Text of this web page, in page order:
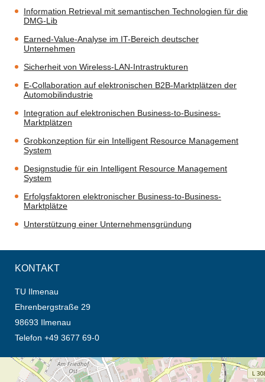
Information Retrieval mit semantischen Technologien für die
DMG-Lib
Earned-Value-Analyse im IT-Bereich deutscher
Unternehmen
Sicherheit von Wireless-LAN-Intrastrukturen
E-Collaboration auf elektronischen B2B-Marktplätzen der
Automobilindustrie
Integration auf elektronischen Business-to-Business-
Marktplätzen
Grobkonzeption für ein Intelligent Resource Management
System
Designstudie für ein Intelligent Resource Management
System
Erfolgsfaktoren elektronischer Business-to-Business-
Marktplätze
Unterstützung einer Unternehmensgründung
KONTAKT
TU Ilmenau
Ehrenbergstraße 29
98693 Ilmenau
Telefon +49 3677 69-0
Öffnet die Anfahrtsbeschreibung in neuem Tab (Karte)